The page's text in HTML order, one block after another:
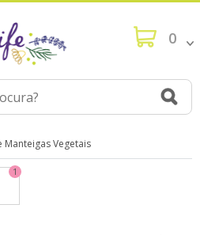
0
1
Manteigas Vegetais